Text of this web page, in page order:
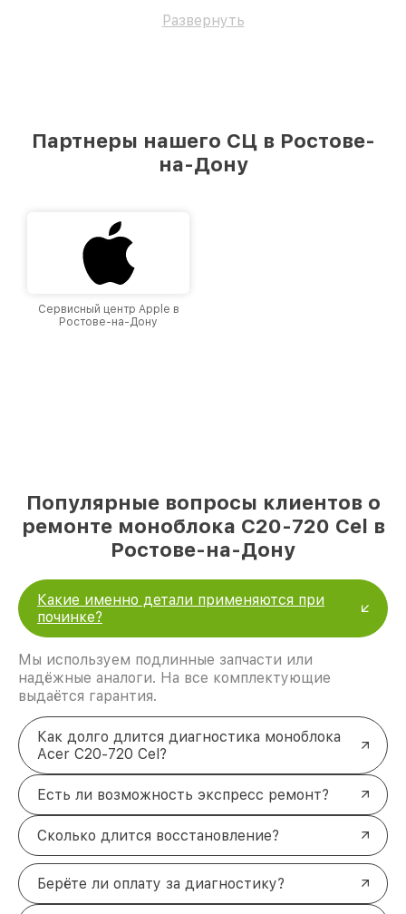
Развернуть
Партнеры нашего СЦ в Ростове-
на-Дону
Сервисный центр Apple в
Ростове-на-Дону
Популярные вопросы клиентов о
ремонте моноблока C20-720 Cel в
Ростове-на-Дону
Какие именно детали применяются при
починке?
Мы используем подлинные запчасти или
надёжные аналоги. На все комплектующие
выдаётся гарантия.
Как долго длится диагностика моноблока
Acer C20-720 Cel?
Есть ли возможность экспресс ремонт?
Сколько длится восстановление?
Берёте ли оплату за диагностику?